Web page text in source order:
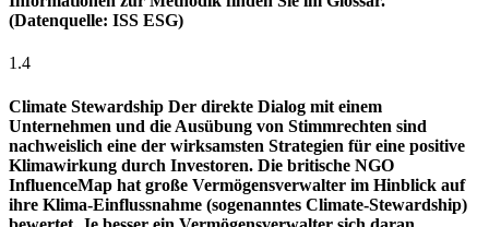
(Datenquelle: ISS ESG)
1.4
Climate Stewardship Der direkte Dialog mit einem
Unternehmen und die Ausübung von Stimmrechten sind
nachweislich eine der wirksamsten Strategien für eine positive
Klimawirkung durch Investoren. Die britische NGO
InfluenceMap hat große Vermögensverwalter im Hinblick auf
ihre Klima-Einflussnahme (sogenanntes Climate-Stewardship)